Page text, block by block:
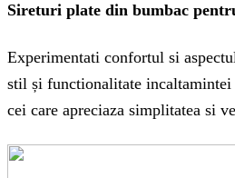
Sireturi plate din bumbac
Experimentati confortul si
stil și functionalitate incaltamintei
cei care apreciaza simplitatea si